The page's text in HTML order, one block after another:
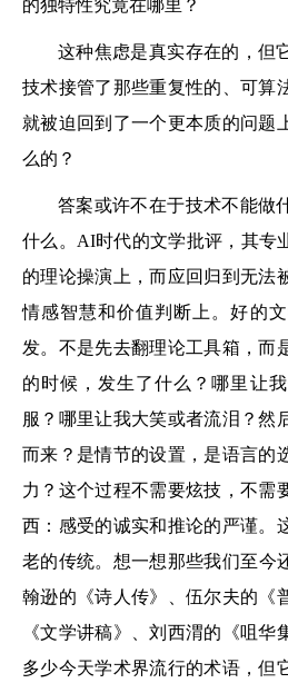
的独特性究竟在哪里？
这种焦虑是真实存在的，但
技术接管了那些重复性的、可算
就被迫回到了一个更本质的问题
么的？
答案或许不在于技术不能做
什么。AI时代的文学批评，其专
的理论操演上，而应回归到无法
情感智慧和价值判断上。好的
发。不是先去翻理论工具箱，而
的时候，发生了什么？哪里让
服？哪里让我大笑或者流泪？然
而来？是情节的设置，是语言的
力？这个过程不需要炫技，不需
西：感受的诚实和推论的严谨。
老的传统。想一想那些我们至
翰逊的《诗人传》、伍尔夫的《
《文学讲稿》、刘西渭的《咀华
多少今天学术界流行的术语，但